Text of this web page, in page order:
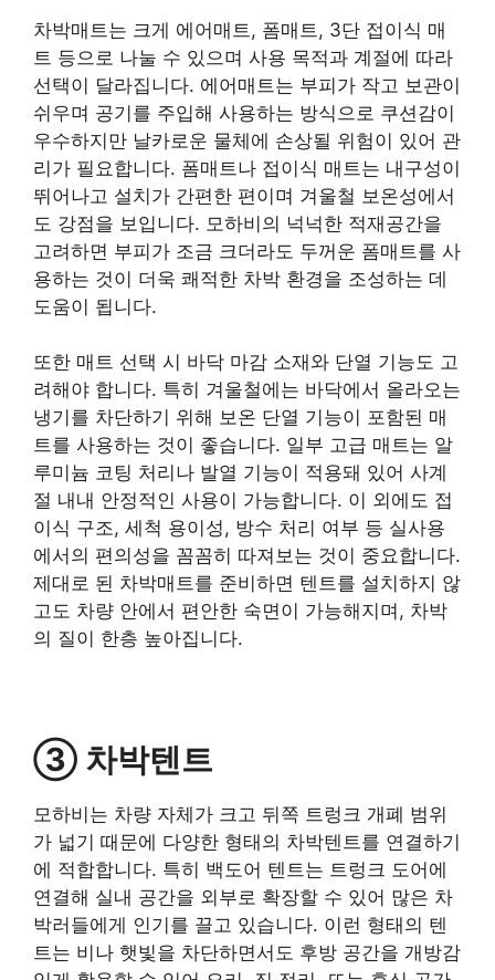
차박매트는 크게 에어매트, 폼매트, 3단 접이식 매
트 등으로 나눌 수 있으며 사용 목적과 계절에 따라
선택이 달라집니다. 에어매트는 부피가 작고 보관이
쉬우며 공기를 주입해 사용하는 방식으로 쿠션감이
우수하지만 날카로운 물체에 손상될 위험이 있어 관
리가 필요합니다. 폼매트나 접이식 매트는 내구성이
뛰어나고 설치가 간편한 편이며 겨울철 보온성에서
도 강점을 보입니다. 모하비의 넉넉한 적재공간을
고려하면 부피가 조금 크더라도 두꺼운 폼매트를 사
용하는 것이 더욱 쾌적한 차박 환경을 조성하는 데
도움이 됩니다.
또한 매트 선택 시 바닥 마감 소재와 단열 기능도 고
려해야 합니다. 특히 겨울철에는 바닥에서 올라오는
냉기를 차단하기 위해 보온 단열 기능이 포함된 매
트를 사용하는 것이 좋습니다. 일부 고급 매트는 알
루미늄 코팅 처리나 발열 기능이 적용돼 있어 사계
절 내내 안정적인 사용이 가능합니다. 이 외에도 접
이식 구조, 세척 용이성, 방수 처리 여부 등 실사용
에서의 편의성을 꼼꼼히 따져보는 것이 중요합니다.
제대로 된 차박매트를 준비하면 텐트를 설치하지 않
고도 차량 안에서 편안한 숙면이 가능해지며, 차박
의 질이 한층 높아집니다.
③ 차박텐트
모하비는 차량 자체가 크고 뒤쪽 트렁크 개폐 범위
가 넓기 때문에 다양한 형태의 차박텐트를 연결하기
에 적합합니다. 특히 백도어 텐트는 트렁크 도어에
연결해 실내 공간을 외부로 확장할 수 있어 많은 차
박러들에게 인기를 끌고 있습니다. 이런 형태의 텐
트는 비나 햇빛을 차단하면서도 후방 공간을 개방감